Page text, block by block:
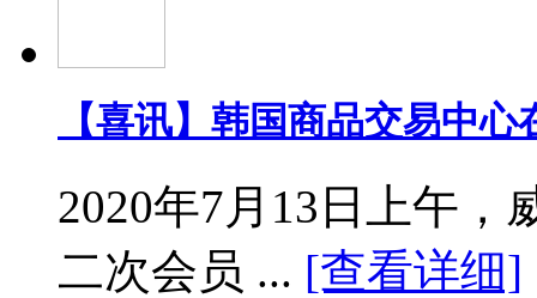
【喜讯】韩国商品交易中
2020年7月13日上午，
二次会员 ... [查看详细]